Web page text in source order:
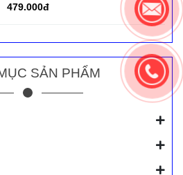
479.000đ
SẢN PHẨM